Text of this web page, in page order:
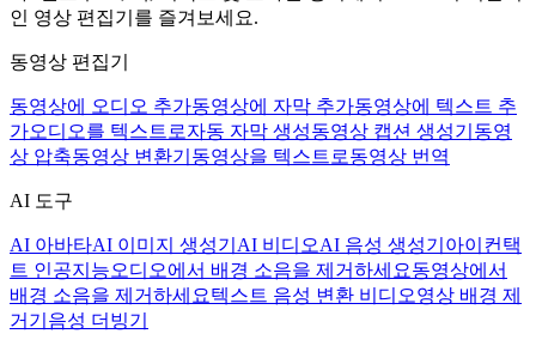
인 영상 편집기를 즐겨보세요.
동영상 편집기
동영상에 오디오 추가동영상에 자막 추가동영상에 텍스트 추
가오디오를 텍스트로자동 자막 생성동영상 캡션 생성기 동영
상 압축동영상 변환기 동영상을 텍스트로동영상 번역
AI 도구
AI 아바타AI 이미지 생성기 AI 비디오AI 음성 생성기 아이컨택
트 인공지능오디오에서 배경 소음을 제거하세요동영상에서
배경 소음을 제거하세요텍스트 음성 변환 비디오영상 배경 제
거기 음성 더빙기